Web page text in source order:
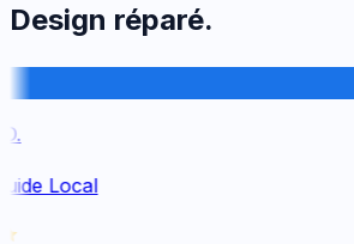
Design réparé.
Local